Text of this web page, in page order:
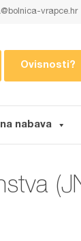
vrapce.hr
Ovisnosti?
nabava